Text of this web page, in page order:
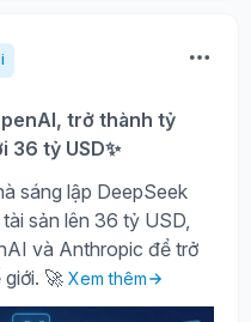
trở thành tỷ
36 tỷ USD✨
sáng lập DeepSeek
sản lên 36 tỷ USD,
và Anthropic để trở
🚀 Xem thêm